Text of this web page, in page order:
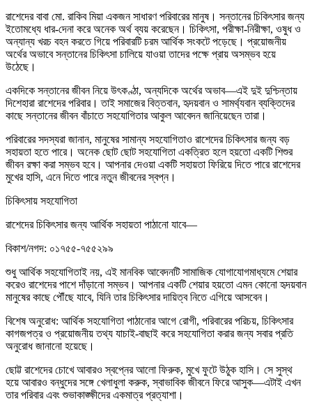
রাশেদের বাবা মো. রাকিব মিয়া একজন সাধারণ পরিবারের মানুষ। সন্তানের চিকিৎসার জন্য
ইতোমধ্যে ধার-দেনা করে অনেক অর্থ ব্যয় করেছেন। চিকিৎসা, পরীক্ষা-নিরীক্ষা, ওষুধ ও
অন্যান্য খরচ বহন করতে গিয়ে পরিবারটি চরম আর্থিক সংকটে পড়েছে। প্রয়োজনীয়
অর্থের অভাবে সন্তানের চিকিৎসা চালিয়ে যাওয়া তাদের পক্ষে প্রায় অসম্ভব হয়ে
উঠেছে।
একদিকে সন্তানের জীবন নিয়ে উৎকণ্ঠা, অন্যদিকে অর্থের অভাব—এই দুই দুশ্চিন্তায়
দিশেহারা রাশেদের পরিবার। তাই সমাজের বিত্তবান, হৃদয়বান ও সামর্থ্যবান ব্যক্তিদের
কাছে সন্তানের জীবন বাঁচাতে সহযোগিতার আকুল আবেদন জানিয়েছেন তারা।
পরিবারের সদস্যরা জানান, মানুষের সামান্য সহযোগিতাও রাশেদের চিকিৎসার জন্য বড়
সহায়তা হতে পারে। অনেক ছোট ছোট সহযোগিতা একত্রিত হলে হয়তো একটি শিশুর
জীবন রক্ষা করা সম্ভব হবে। আপনার দেওয়া একটি সহায়তা ফিরিয়ে দিতে পারে রাশেদের
মুখের হাসি, এনে দিতে পারে নতুন জীবনের স্বপ্ন।
চিকিৎসায় সহযোগিতা
রাশেদের চিকিৎসার জন্য আর্থিক সহায়তা পাঠানো যাবে—
বিকাশ/নগদ: ০১৭৫৫-৭৫৫২৯৯
শুধু আর্থিক সহযোগিতাই নয়, এই মানবিক আবেদনটি সামাজিক যোগাযোগমাধ্যমে শেয়ার
করেও রাশেদের পাশে দাঁড়ানো সম্ভব। আপনার একটি শেয়ার হয়তো এমন কোনো হৃদয়বান
মানুষের কাছে পৌঁছে যাবে, যিনি তার চিকিৎসার দায়িত্ব নিতে এগিয়ে আসবেন।
বিশেষ অনুরোধ: আর্থিক সহযোগিতা পাঠানোর আগে রোগী, পরিবারের পরিচয়, চিকিৎসার
কাগজপত্র ও প্রয়োজনীয় তথ্য যাচাই-বাছাই করে সহযোগিতা করার জন্য সবার প্রতি
অনুরোধ জানানো হয়েছে।
ছোট্ট রাশেদের চোখে আবারও স্বপ্নের আলো ফিরুক, মুখে ফুটে উঠুক হাসি। সে সুস্থ
হয়ে আবারও বন্ধুদের সঙ্গে খেলাধুলা করুক, স্বাভাবিক জীবনে ফিরে আসুক—এটাই এখন
তার পরিবার এবং শুভাকাঙ্ক্ষীদের একমাত্র প্রত্যাশা।